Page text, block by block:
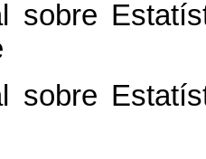
sobre
sobre